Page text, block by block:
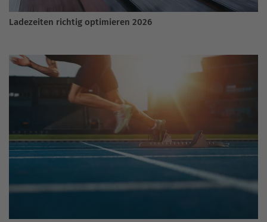
Ladezeiten richtig optimieren 2026